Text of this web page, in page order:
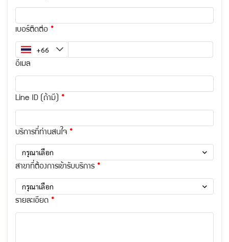
เบอร์ติดต่อ
อีเมล
Line ID (ถ้ามี)
บริการที่ท่านสนใจ
กรุณาเลือก
สาขาที่ต้องการเข้ารับบริการ
กรุณาเลือก
รายละเอียด